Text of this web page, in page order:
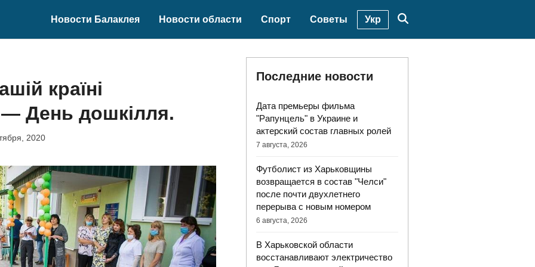
Новости Балаклея Новости области Спорт Советы Укр
країні
— День дошкілля.
2020
Последние новости
Дата премьеры фильма
"Рапунцель" в Украине и
актерский состав главных ролей
7 августа, 2026
Футболист из Харьковщины
возвращается в состав "Челси"
после почти двухлетнего
перерыва с новым номером
6 августа, 2026
В Харьковской области
восстанавливают электричество